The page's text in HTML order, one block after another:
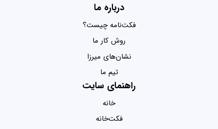
درباره ما
فکت‌نامه چیست؟
روش کار ما
نشان‌های میرزا
تیم ما
راهنمای سایت
خانه
فکت‌خانه